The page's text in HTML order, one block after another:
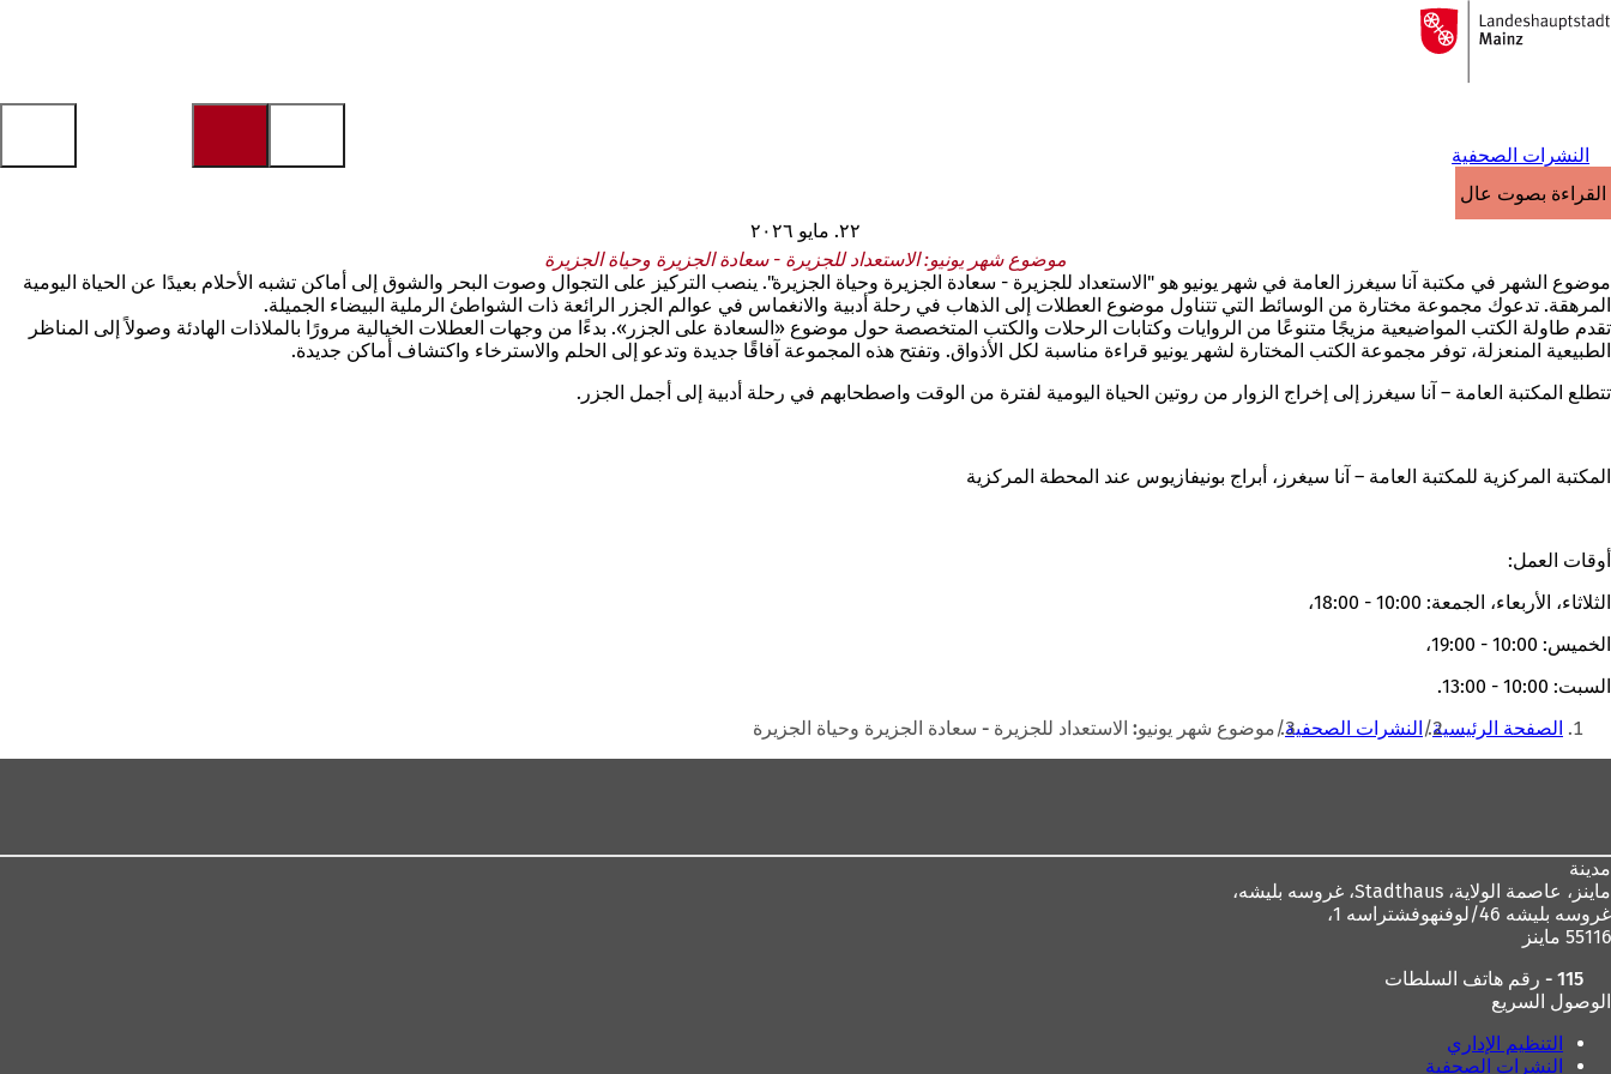
الانتقال إلى المحتوى
إلى
الصفحة
النشرات الصحفية
القراءة بصوت عالٍ
٢٢. مايو ٢٠٢٦
موضوع شهر يونيو: الاستعداد للجزيرة - سعادة الجزيرة وحياة الجزيرة
موضوع الشهر في مكتبة آنا سيغرز العامة في شهر يونيو هو "الاستعداد للجزيرة - سعادة الجزيرة وحياة الجزيرة". ينصب التركيز على التجوال وصوت البحر والشوق إلى أماكن تشبه الأحلام بعيدًا عن الحياة اليومية
المرهقة. تدعوك مجموعة مختارة من الوسائط التي تتناول موضوع العطلات إلى الذهاب في رحلة أدبية والانغماس في عوالم الجزر الرائعة ذات الشواطئ الرملية البيضاء الجميلة.
تقدم طاولة الكتب المواضيعية مزيجًا متنوعًا من الروايات وكتابات الرحلات والكتب المتخصصة حول موضوع «السعادة على الجزر». بدءًا من وجهات العطلات الخيالية مرورًا بالملاذات الهادئة وصولاً إلى المناظر
الطبيعية المنعزلة، توفر مجموعة الكتب المختارة لشهر يونيو قراءة مناسبة لكل الأذواق. وتفتح هذه المجموعة آفاقًا جديدة وتدعو إلى الحلم والاسترخاء واكتشاف أماكن جديدة.
تتطلع المكتبة العامة – آنا سيغرز إلى إخراج الزوار من روتين الحياة اليومية لفترة من الوقت واصطحابهم في رحلة أدبية إلى أجمل الجزر.
المكتبة المركزية للمكتبة العامة – آنا سيغرز، أبراج بونيفازيوس عند المحطة المركزية
أوقات العمل:
الثلاثاء، الأربعاء، الجمعة: 10:00 - 18:00،
الخميس: 10:00 - 19:00،
السبت: 10:00 - 13:00.
أنت
الصفحة الرئيسية النشرات الصحفية موضوع شهر يونيو: الاستعداد للجزيرة - سعادة الجزيرة وحياة الجزيرة
مدينة
ماينز، عاصمة الولاية،
غروسه بليشه 46/لوفنهوفشتراسه 1،
55116 ماينز
115 - رقم هاتف السلطات
الوصول السريع
التنظيم الإداري
النشرات الصحفية